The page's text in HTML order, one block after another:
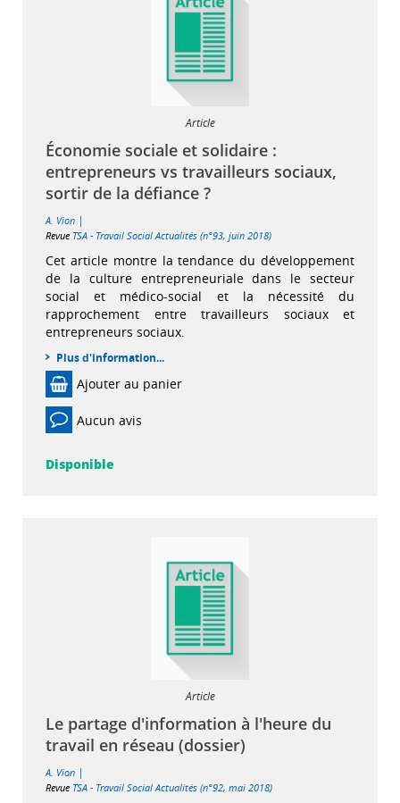
Article
Économie sociale et solidaire :
entrepreneurs vs travailleurs sociaux,
sortir de la défiance ?
A. Vion |
Revue TSA - Travail Social Actualités (n°93, juin 2018)
Cet article montre la tendance du développement
de la culture entrepreneuriale dans le secteur
social et médico-social et la nécessité du
rapprochement entre travailleurs sociaux et
entrepreneurs sociaux.
Plus d'information...
Ajouter au panier
Aucun avis
Disponible
Article
Le partage d'information à l'heure du
travail en réseau (dossier)
A. Vion |
Revue TSA - Travail Social Actualités (n°92, mai 2018)